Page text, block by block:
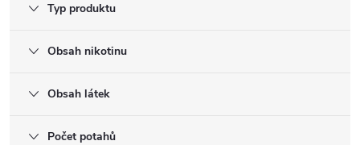
Typ produktu
Obsah nikotinu
Obsah látek
Počet potahů